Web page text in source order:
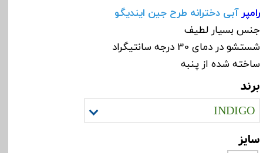
رامپرآبی دخترانه طرح جین ایندیگو
جنس بسیار لطیف
شستشو در دمای 30 درجه سانتیگراد
ساخته شده از پنبه
برند
INDIGO
سایز